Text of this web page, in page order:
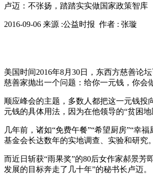
卢迈：不张扬，踏踏实实做国家政策智库
2016-09-06 来源 :公益时报 作者 : 张璇
美国时间2016年8月30日，东西方慈善论
慈善家抛出一个问题：给你一元钱，你会
顺应峰会的主题，多数人都把这一元钱投
元钱的具体用法，因为在他领导的“贫困
几年前，诸如“免费午餐”“希望厨房”“幸
基金会长达数年的实地调查、实验和研究。
而近日斩获“雨果奖”的80后女作家郝景
发展的目标奔走了几十年”的秘书长卢迈。